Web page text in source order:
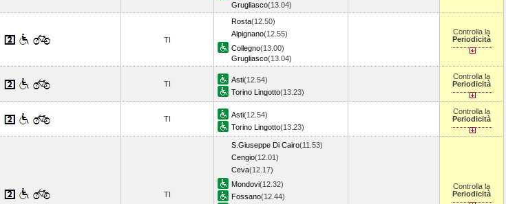
Grugliasco(13.04)
TI
Rosta(12.50)
Alpignano(12.55)
Collegno(13.00)
Grugliasco(13.04)
Controlla la
Periodicità
TI Asti(12.54)
Torino Lingotto(13.23)
Controlla la
Periodicità
TI Asti(12.54)
Torino Lingotto(13.23)
Controlla la
Periodicità
TI
S.Giuseppe Di Cairo(11.53)
Cengio(12.01)
Ceva(12.17)
Mondovi(12.32)
Fossano(12.44)
Controlla la
Periodicità